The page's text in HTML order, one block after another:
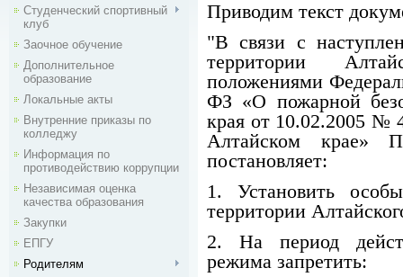
Студенческий спортивный
клуб
Заочное обучение
Дополнительное
образование
Локальные акты
Внутренние приказы по
колледжу
Информация по
противодействию коррупции
Независимая оценка
качества образования
Закупки
ЕПГУ
Родителям
Приводим текст
"В связи с
территории
положениями
ФЗ «О пожарной
края от 10.02.2005 №
Алтайском крае»
постановляет:
1. Установить
территории
2. На период
режима запретить: